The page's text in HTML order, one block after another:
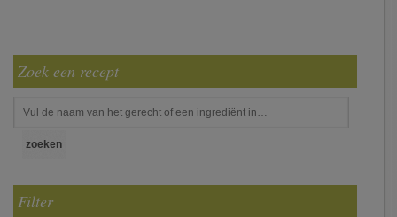
Zoek een recept
Filter